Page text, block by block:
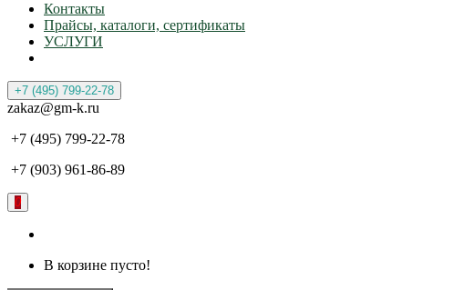
Контакты
Прайсы, каталоги, сертификаты
УСЛУГИ
+7 (495) 799-22-78
zakaz@gm-k.ru
+7 (495) 799-22-78
+7 (903) 961-86-89
0
В корзине пусто!